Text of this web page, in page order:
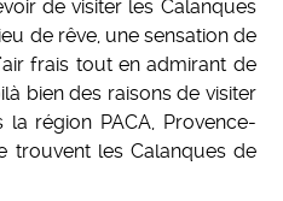
de visiter les Calanques
de rêve, une sensation de
frais tout en admirant de
bien des raisons de visiter
la région PACA, Provence-
trouvent les Calanques de